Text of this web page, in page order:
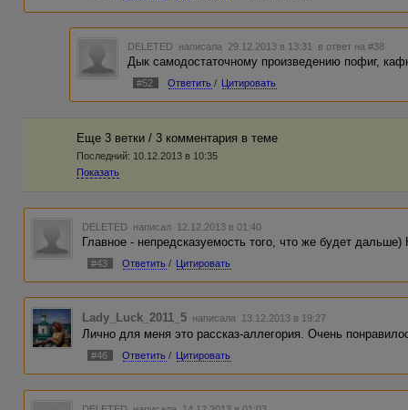
DELETED написала 29.12.2013 в 13:31 в ответ на #38
Дык самодостаточному произведению пофиг,
#52 Ответить / Цитировать
Еще 3 ветки / 3 комментария в темe
Последний: 10.12.2013 в 10:35
Показать
DELETED написал 12.12.2013 в 01:40
Главное - непредсказуемость того, что же будет
#43 Ответить / Цитировать
Lady_Luck_2011_5 написала 13.12.2013 в 19:27
Лично для меня это рассказ-аллегория. Очень
#46 Ответить / Цитировать